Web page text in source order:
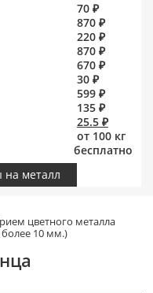
70 ₽
870 ₽
220 ₽
870 ₽
670 ₽
30 ₽
599 ₽
135 ₽
25.5 ₽
от 100 кг
бесплатно
на металл
цветного металла
более 10 мм.)